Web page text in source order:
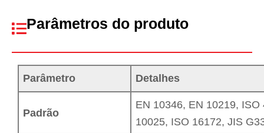
Parâmetros do produto
Parâmetro Detalhes
Padrão
EN 10346, EN 10219,
10025, ISO 16172, JIS